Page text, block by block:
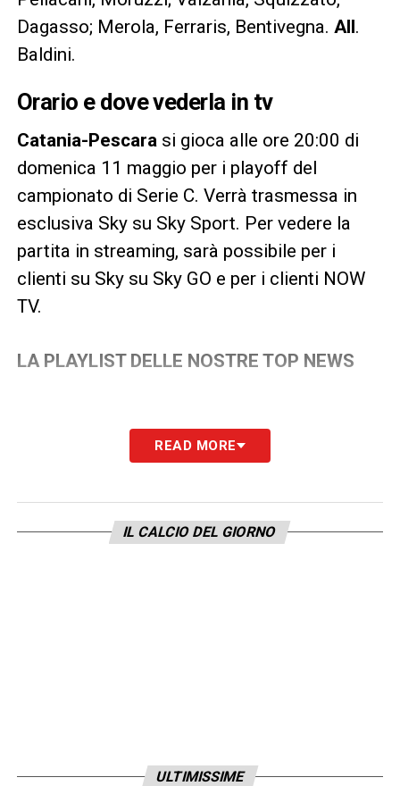
Dagasso; Merola, Ferraris, Bentivegna. All.
Baldini.
Orario e dove vederla in tv
Catania-Pescara si gioca alle ore 20:00 di
domenica 11 maggio per i playoff del
campionato di Serie C. Verrà trasmessa in
esclusiva Sky su Sky Sport. Per vedere la
partita in streaming, sarà possibile per i
clienti su Sky su Sky GO e per i clienti NOW
TV.
LA PLAYLIST DELLE NOSTRE TOP NEWS
READ MORE
IL CALCIO DEL GIORNO
ULTIMISSIME